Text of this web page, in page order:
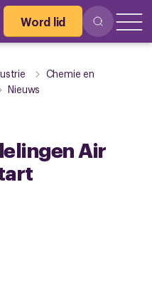
Word lid
Chemie en
Nieuws
Air